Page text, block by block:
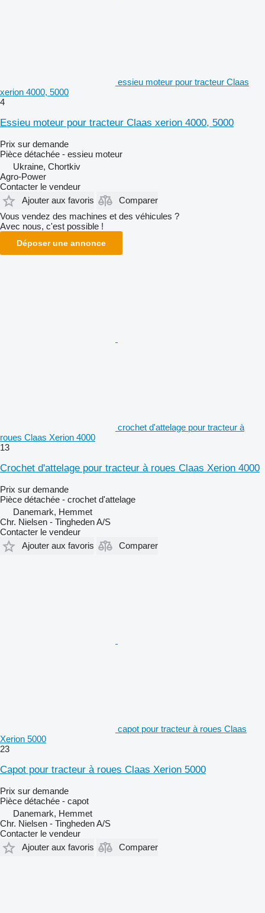
essieu moteur pour tracteur Claas
xerion 4000, 5000
4
Essieu moteur pour tracteur Claas xerion 4000, 5000
Prix sur demande
Pièce détachée - essieu moteur
Ukraine, Chortkiv
Agro-Power
Contacter le vendeur
Ajouter aux favoris
Comparer
Vous vendez des machines et des véhicules ?
Avec nous, c'est possible !
Déposer une annonce
crochet d'attelage pour tracteur à
roues Claas Xerion 4000
13
Crochet d'attelage pour tracteur à roues Claas Xerion 4000
Prix sur demande
Pièce détachée - crochet d'attelage
Danemark, Hemmet
Chr. Nielsen - Tingheden A/S
Contacter le vendeur
Ajouter aux favoris
Comparer
capot pour tracteur à roues Claas
Xerion 5000
23
Capot pour tracteur à roues Claas Xerion 5000
Prix sur demande
Pièce détachée - capot
Danemark, Hemmet
Chr. Nielsen - Tingheden A/S
Contacter le vendeur
Ajouter aux favoris
Comparer